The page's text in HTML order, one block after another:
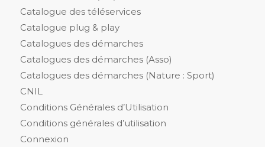
Catalogue des téléservices
Catalogue plug & play
Catalogues des démarches
Catalogues des démarches (Asso)
Catalogues des démarches (Nature : Sport)
CNIL
Conditions Générales d’Utilisation
Conditions générales d’utilisation
Connexion